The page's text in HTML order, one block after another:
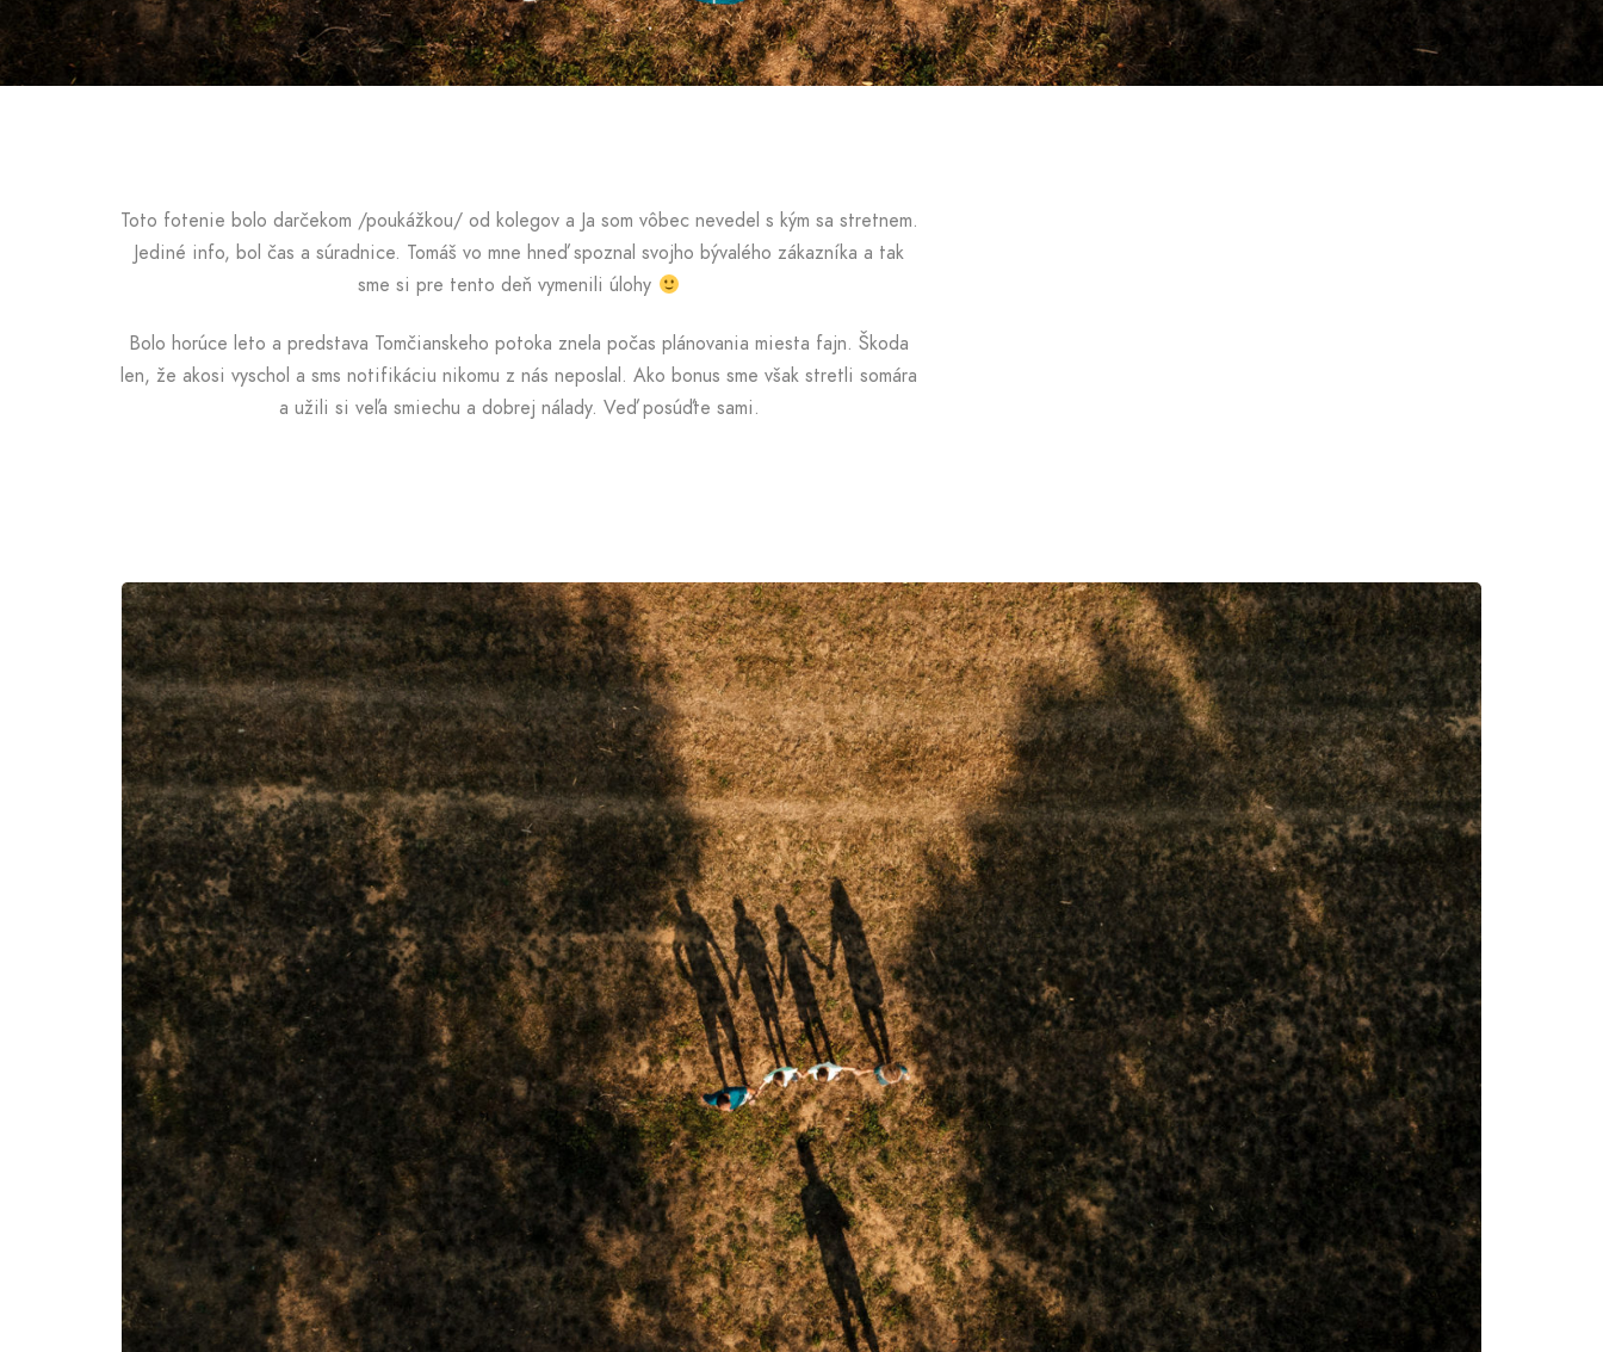
Toto fotenie bolo darčekom /poukážkou/ od kolegov a Ja som vôbec nevedel s kým sa stretnem.
Jediné info, bol čas a súradnice. Tomáš vo mne hneď spoznal svojho bývalého zákazníka a tak
sme si pre tento deň vymenili úlohy
Bolo horúce leto a predstava Tomčianskeho potoka znela počas plánovania miesta fajn. Škoda
len, že akosi vyschol a sms notifikáciu nikomu z nás neposlal. Ako bonus sme však stretli somára
a užili si veľa smiechu a dobrej nálady. Veď posúďte sami.